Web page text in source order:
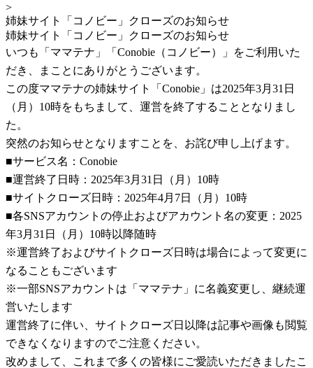
>
姉妹サイト「コノビー」クローズのお知らせ
姉妹サイト「コノビー」クローズのお知らせ
いつも「ママテナ」「Conobie（コノビー）」をご利用いた
だき、まことにありがとうございます。
この度ママテナの姉妹サイト「Conobie」は2025年3月31日
（月）10時をもちまして、運営を終了することとなりまし
た。
突然のお知らせとなりますことを、お詫び申し上げます。
■サービス名：Conobie
■運営終了日時：2025年3月31日（月）10時
■サイトクローズ日時：2025年4月7日（月）10時
■各SNSアカウントの停止およびアカウント名の変更：2025
年3月31日（月）10時以降随時
※運営終了およびサイトクローズ日時は場合によって変更に
なることもございます
※一部SNSアカウントは「ママテナ」に名義変更し、継続運
営いたします
運営終了に伴い、サイトクローズ日以降は記事や画像も閲覧
できなくなりますのでご注意ください。
改めまして、これまで多くの皆様にご愛読いただきましたこ